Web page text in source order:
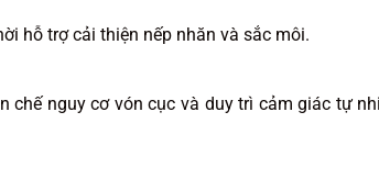
hỗ trợ cải thiện nếp nhăn và sắc môi.
chế nguy cơ vón cục và duy trì cảm giác tự